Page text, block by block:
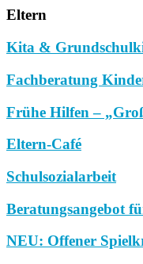
Eltern
Kita &
Fachberatung
Frühe Hilfen –
Eltern-Café
Schulsozialarbeit
Beratungsangebot
NEU: Offener